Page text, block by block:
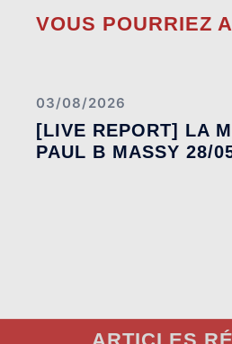
VOUS POURRIEZ
03/08/2026
[LIVE REPORT] LA
PAUL B MASSY 28/